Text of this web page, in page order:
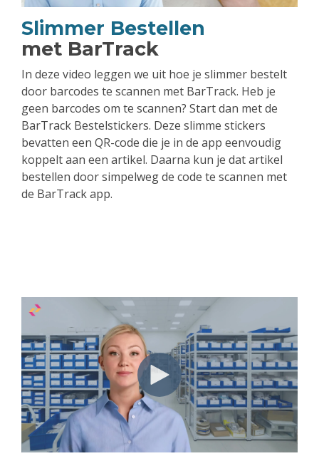
Slimmer Bestellen
met BarTrack
In deze video leggen we uit hoe je slimmer bestelt
door barcodes te scannen met BarTrack. Heb je
geen barcodes om te scannen? Start dan met de
BarTrack Bestelstickers. Deze slimme stickers
bevatten een QR-code die je in de app eenvoudig
koppelt aan een artikel. Daarna kun je dat artikel
bestellen door simpelweg de code te scannen met
de BarTrack app.